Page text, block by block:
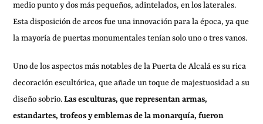
medio punto y dos más pequeños, adintelados, en los laterales.
Esta disposición de arcos fue una innovación para la época, ya que
la mayoría de puertas monumentales tenían solo uno o tres vanos.
Uno de los aspectos más notables de la Puerta de Alcalá es su rica
decoración escultórica, que añade un toque de majestuosidad a su
diseño sobrio.Las esculturas, que representan armas,
estandartes, trofeos y emblemas de la monarquía, fueron